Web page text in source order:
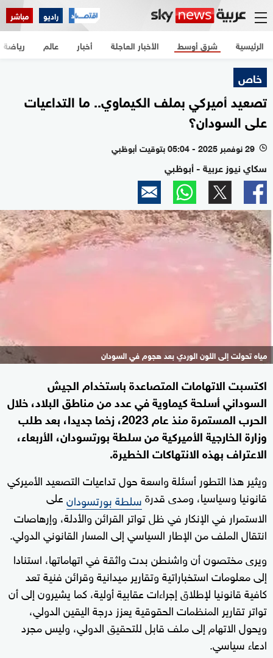
راديو مباشر
الرئيسية الأخبار العاجلة أخبار شرق أوسط عالم رياضة
خاص
تصعيد أميركي بملف الكيماوي.. ما التداعيات
على السودان؟
l 29 نوفمبر 2025 - 05:04 بتوقيت أبوظبي
سكاي نيوز عربية - أبوظبي
مياه تحولت إلى اللون الوردي بعد هجوم في السودان
اكتسبت الاتهامات المتصاعدة باستخدام الجيش
السوداني أسلحة كيماوية في عدد من مناطق البلاد، خلال
الحرب المستمرة منذ عام 2023، زخما جديدا، بعد طلب
وزارة الخارجية الأميركية من سلطة بورتسودان، الأربعاء،
الاعتراف بهذه الانتهاكات الخطيرة.
ويثير هذا التطور أسئلة واسعة حول تداعيات التصعيد الأميركي
قانونيا وسياسيا، ومدى قدرةسلطة بورتسودانعلى
الاستمرار في الإنكار في ظل تواتر القرائن والأدلة، وإرهاصات
انتقال الملف من الإطار السياسي إلى المسار القانوني الدولي.
ويرى مختصون أن واشنطن بدت واثقة في اتهاماتها، استنادا
إلى معلومات استخباراتية وتقارير ميدانية وقرائن فنية تعد
كافية قانونيا لإطلاق إجراءات عقابية أولية، كما يشيرون إلى أن
تواتر تقارير المنظمات الحقوقية يعزز درجة اليقين الدولي،
ويحول الاتهام إلى ملف قابل للتحقيق الدولي، وليس مجرد
ادعاء سياسي.